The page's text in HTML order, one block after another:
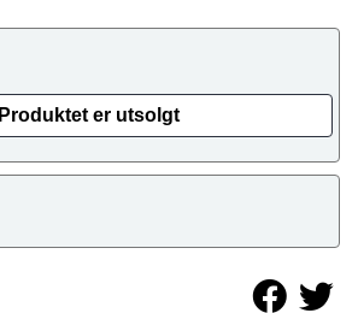
Produktet er utsolgt